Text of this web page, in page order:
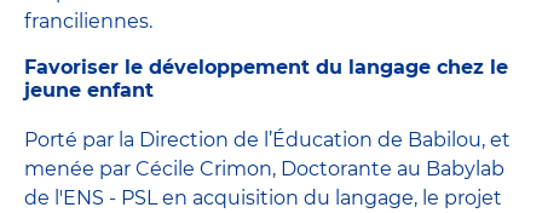
franciliennes.
Favoriser le développement du langage chez le
jeune enfant
Porté par la Direction de l’Éducation de Babilou, et
menée par Cécile Crimon, Doctorante au Babylab
de l'ENS - PSL en acquisition du langage, le projet